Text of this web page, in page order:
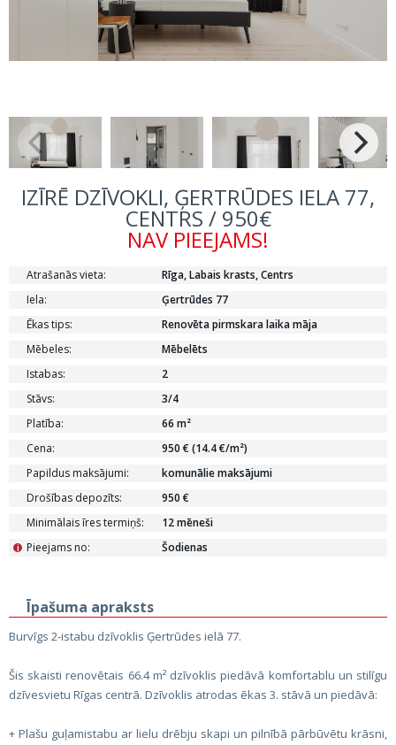
IZĪRĒ DZĪVOKLI, ĢERTRŪDES IELA 77,
CENTRS / 950€
NAV PIEEJAMS!
Atrašanās vieta:
Rīga, Labais krasts, Centrs
Iela:
Ģertrūdes 77
Ēkas tips:
Renovēta pirmskara laika māja
Mēbeles:
Mēbelēts
Istabas:
2
Stāvs:
3/4
Platība:
66 m²
Cena:
950 € (14.4 €/m²)
Papildus maksājumi:
komunālie maksājumi
Drošības depozīts:
950 €
Minimālais īres termiņš:
12 mēneši
Pieejams no:
i Šodienas
Īpašuma apraksts
Burvīgs 2-istabu dzīvoklis Ģertrūdes ielā 77.
Šis skaisti renovētais 66.4 m² dzīvoklis piedāvā komfortablu un stilīgu
dzīvesvietu Rīgas centrā. Dzīvoklis atrodas ēkas 3. stāvā un piedāvā:
+ Plašu guļamistabu ar lielu drēbju skapi un pilnībā pārbūvētu krāsni,